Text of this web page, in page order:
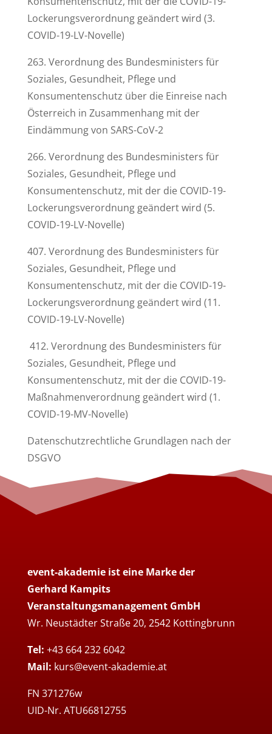
Lockerungsverordnung geändert wird (3.
COVID-19-LV-Novelle)
263. Verordnung des Bundesministers für
Soziales, Gesundheit, Pflege und
Konsumentenschutz über die Einreise nach
Österreich in Zusammenhang mit der
Eindämmung von SARS-CoV-2
266. Verordnung des Bundesministers für
Soziales, Gesundheit, Pflege und
Konsumentenschutz, mit der die COVID-19-
Lockerungsverordnung geändert wird (5.
COVID-19-LV-Novelle)
407. Verordnung des Bundesministers für
Soziales, Gesundheit, Pflege und
Konsumentenschutz, mit der die COVID-19-
Lockerungsverordnung geändert wird (11.
COVID-19-LV-Novelle)
412. Verordnung des Bundesministers für
Soziales, Gesundheit, Pflege und
Konsumentenschutz, mit der die COVID-19-
Maßnahmenverordnung geändert wird (1.
COVID-19-MV-Novelle)
Datenschutzrechtliche Grundlagen nach der
DSGVO
event-akademie ist eine Marke der
Gerhard Kampits
Veranstaltungsmanagement GmbH
Wr. Neustädter Straße 20, 2542 Kottingbrunn
Tel: +43 664 232 6042
Mail: kurs@event-akademie.at
FN 371276w
UID-Nr. ATU66812755